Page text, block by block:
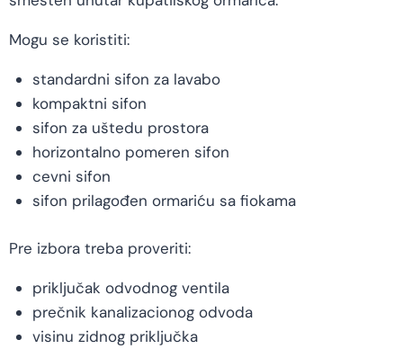
Mogu se koristiti:
standardni sifon za lavabo
kompaktni sifon
sifon za uštedu prostora
horizontalno pomeren sifon
cevni sifon
sifon prilagođen ormariću sa fiokama
Pre izbora treba proveriti:
priključak odvodnog ventila
prečnik kanalizacionog odvoda
visinu zidnog priključka